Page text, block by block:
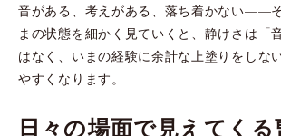
音がある、考えがある、落ち着かない——
まの状態を細かく見ていくと、静けさは「
はなく、いまの経験に余計な上塗りをしな
やすくなります。
日々の場面で見えてくる